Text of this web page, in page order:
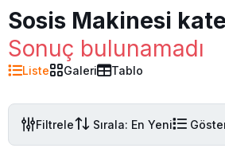
Sosis Makinesi
Sonuç bulunamadı
Liste Galeri Tablo
Filtrele Sırala: En Yeni